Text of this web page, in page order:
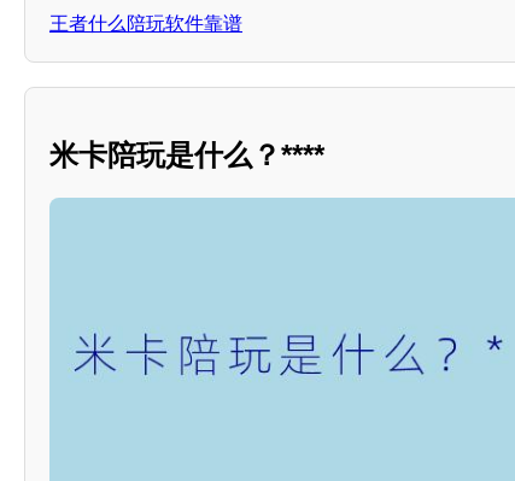
王者什么陪玩软件靠谱
米卡陪玩是什么？****